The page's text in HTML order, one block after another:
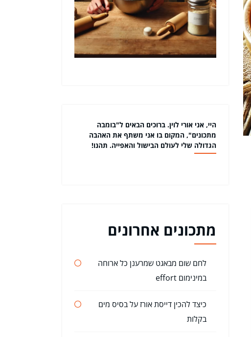
היי, אני אורי לוין. ברוכים הבאים ל"בומבה
מתכונים", המקום בו אני משתף את האהבה
הגדולה שלי לעולם הבישול והאפייה. תהנו!
מתכונים אחרונים
לחם שום מבאגט שמרענן כל ארוחה
במינימום effort
כיצד להכין דייסת אורז על בסיס מים
בקלות